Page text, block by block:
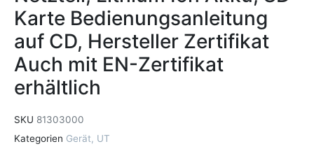
Karte Bedienungsanleitung
auf CD, Hersteller Zertifikat
Auch mit EN-Zertifikat
erhältlich
SKU 81303000
Kategorien Gerät, UT